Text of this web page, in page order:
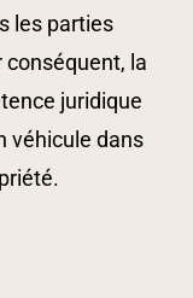
les parties
la
juridique
véhicule dans